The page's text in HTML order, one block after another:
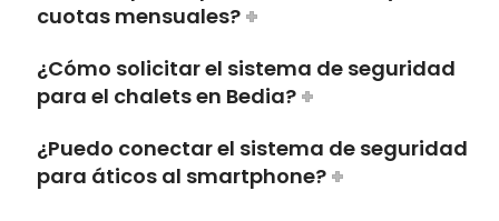
cuotas mensuales?
¿Cómo solicitar el sistema de seguridad
para el chalets en Bedia?
¿Puedo conectar el sistema de seguridad
para áticos al smartphone?